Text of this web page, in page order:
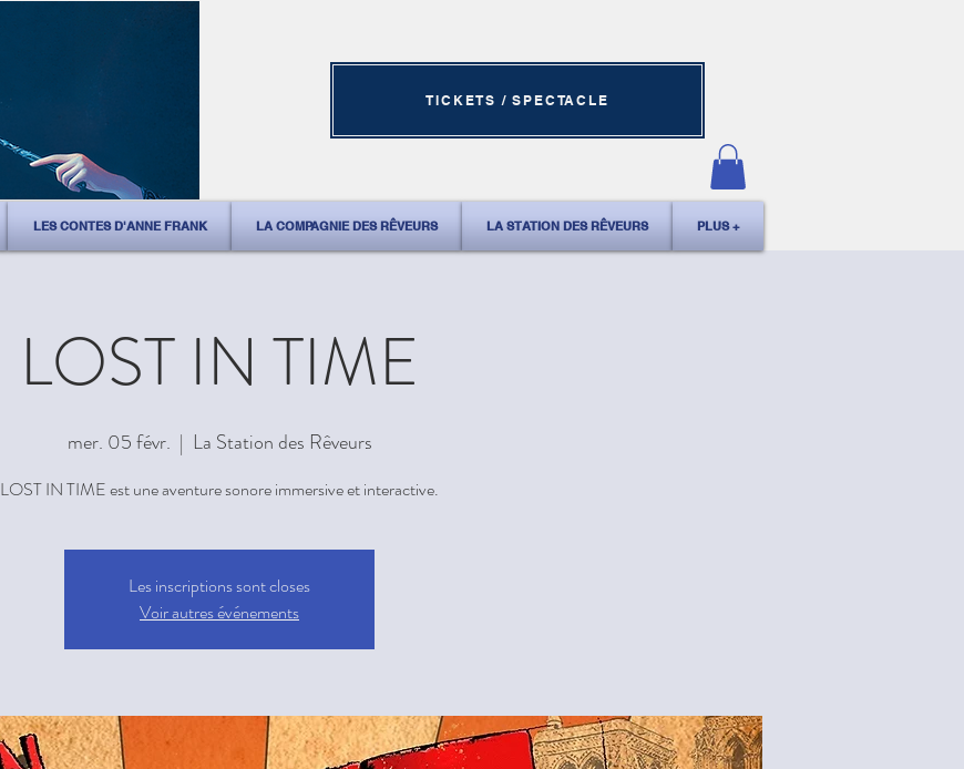
TICKETS / SPECTACLE
LES CONTES D'ANNE FRANK LA COMPAGNIE DES RÊVEURS LA STATION DES RÊVEURS PLUS +
LOST IN TIME
mer. 05 févr.
  |
La Station des Rêveurs
LOST IN TIME est une aventure sonore immersive et interactive.
Les inscriptions sont closes
Voir autres événements